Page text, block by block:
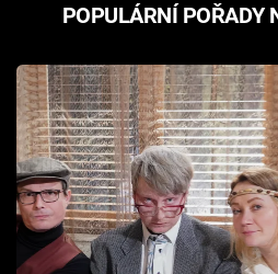
POPULÁRNÍ POŘADY